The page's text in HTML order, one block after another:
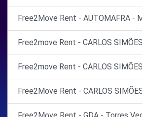
Free2Move Rent - AUTOMAFRA -
Free2move Rent - CARLOS
Free2move Rent - CARLOS
Free2Move Rent - CARLOS